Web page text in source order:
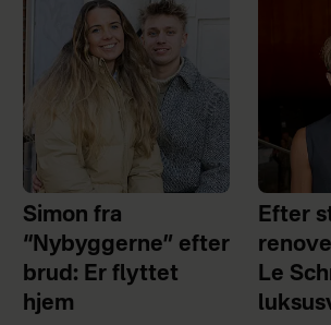
Simon fra
“Nybyggerne” efter
brud: Er flyttet
hjem
Efter
Le